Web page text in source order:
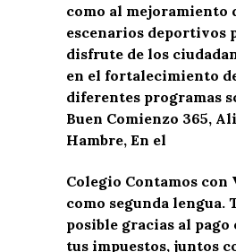
como al mejoramiento
escenarios deportivos
disfrute de los
en el fortalecimiento
diferentes programas
Buen Comienzo 365,
Hambre, En el
Colegio Contamos con
como segunda lengua.
posible gracias al
tus impuestos, juntos